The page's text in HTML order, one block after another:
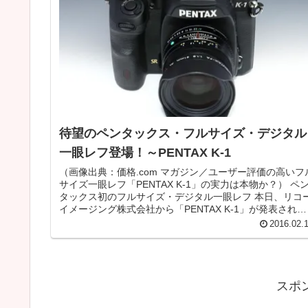
待望のペンタックス・フルサイズ・デジタル
一眼レフ登場！～PENTAX K-1
（画像出典：価格.com マガジン／ユーザー評価の高いフ
サイズ一眼レフ「PENTAX K-1」の実力は本物か？） ペン
タックス初のフルサイズ・デジタル一眼レフ 本日、リコ
イメージング株式会社から「PENTAX K-1」が発表されま
スポ